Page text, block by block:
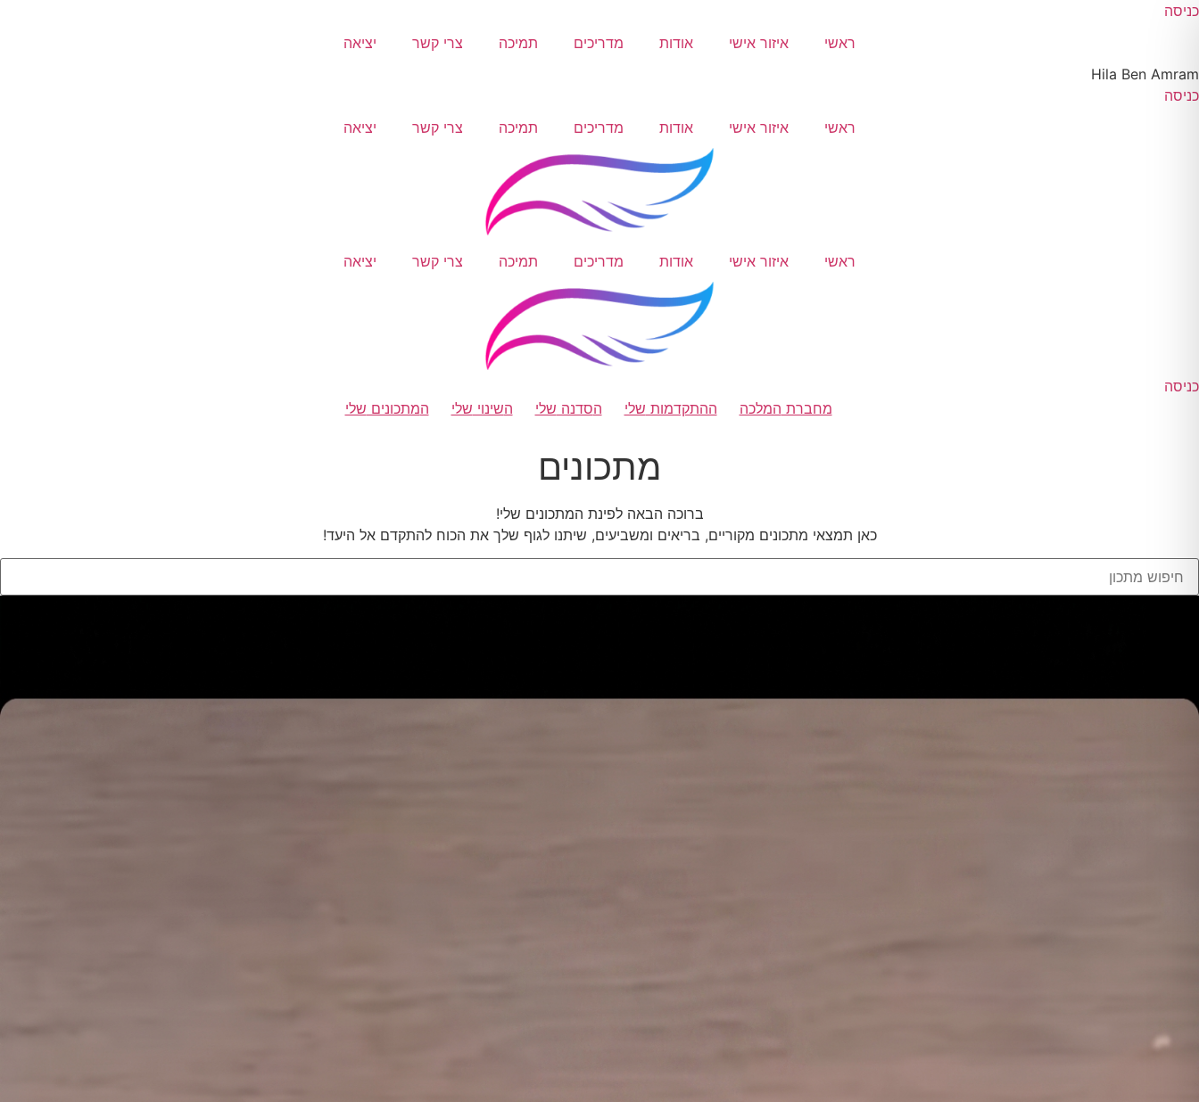
דלג
כניסה
ראשי
איזור אישי אודות מדריכים תמיכה צרי קשר
יציאה
Hila Ben Amram
כניסה
ראשי
איזור אישי אודות מדריכים תמיכה צרי קשר יציאה
ראשי איזור אישי אודות מדריכים תמיכה צרי קשר יציאה
כניסה
מחברת המלכה ההתקדמות שלי הסדנה שלי השינוי שלי המתכונים שלי
מתכונים
ברוכה הבאה לפינת המתכונים שלי!
כאן תמצאי מתכונים מקוריים, בריאים ומשביעים, שיתנו לגוף שלך את הכוח להתקדם אל היעד!